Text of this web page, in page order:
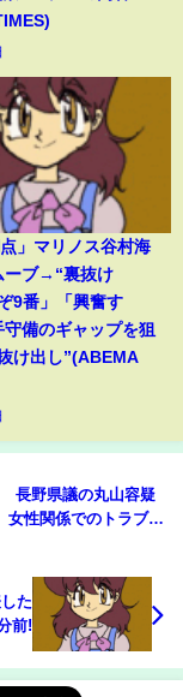
点」マリノス谷村海
ーブ→“裏抜け
9番」「興奮す
守備のギャップを狙
け出し”(ABEMA
長野県議の丸山容疑
性関係でのトラブ
た
前!